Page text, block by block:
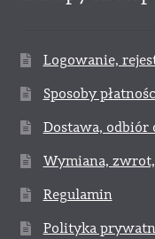
Logowanie,
Sposoby
Dostawa, odbiór
Wymiana,
Regulamin
Polityka